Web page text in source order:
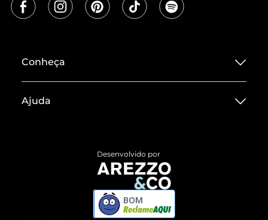
Conheça
Termos de Uso
ZZ MALL é confiável
Ajuda
Devolução do Produto
Compre pelo WhatsApp
Desenvolvido por
BOM